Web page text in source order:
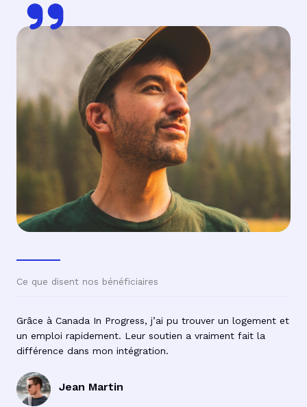
Ce que disent nos bénéficiaires
Grâce à Canada In Progress, j’ai pu trouver un logement et
un emploi rapidement. Leur soutien a vraiment fait la
différence dans mon intégration.
Jean Martin